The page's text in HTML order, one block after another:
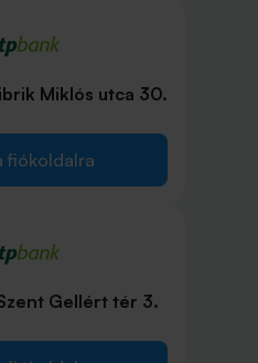
Miklós utca 30.
fiókoldalra
Gellért tér 3.